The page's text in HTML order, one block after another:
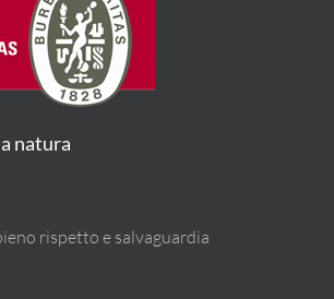
natura
rispetto e salvaguardia